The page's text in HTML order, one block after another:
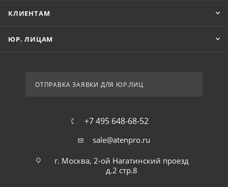
КЛИЕНТАМ
ЮР. ЛИЦАМ
ОТПРАВКА ЗАЯВКИ ДЛЯ ЮР.ЛИЦ
+7 495 648-68-52
sale@atenpro.ru
г. Москва, 2-ой Нагатинский проезд
д.2 стр.8